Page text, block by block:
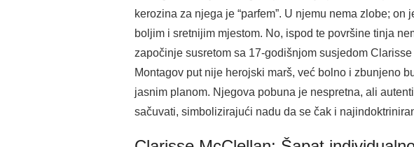
kerozina za njega je “parfem”. U njemu nema zlobe;
boljim i sretnijim mjestom. No, ispod te površine tinja
započinje susretom sa 17-godišnjom susjedom
Montagov put nije herojski marš, već bolno i zbunjeno
jasnim planom. Njegova pobuna je nespretna, ali
sačuvati, simbolizirajući nadu da se čak i